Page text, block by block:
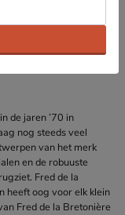
de jaren ’70 in
nog steeds veel
van het merk
en de robuuste
Fred de la
heeft oog voor elk klein
Fred de la Bretonière